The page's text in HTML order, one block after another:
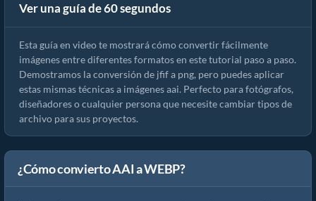
Ver una guía de 60 segundos
Cómo convertir el formato de imagen en línea
Esta guía en video te mostrará cómo convertir fácilmente
imágenes entre diferentes formatos en este tutorial paso a paso.
Demostramos la conversión de jfif a png, pero puedes aplicar
estas mismas técnicas a imágenes aai. Perfecto para fotógrafos,
diseñadores o cualquier persona que necesite cambiar tipos de
archivo para sus proyectos.
¿Cómo convierto AAI a WEBP?